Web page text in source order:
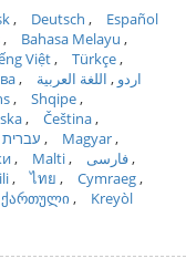
Deutsch
Español
Bahasa Melayu
Việt
Türkçe
اردو
اللغة العربية
Shqipe
Čeština
עברית
Magyar
Malti
فارسی
ไทย
Cymraeg
ქართული
Kreyòl